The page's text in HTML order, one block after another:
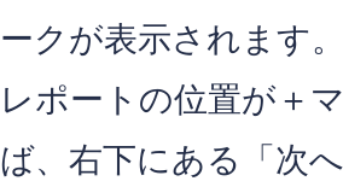
ークが表示されます
レポートの位置が＋
ば、右下にある「次